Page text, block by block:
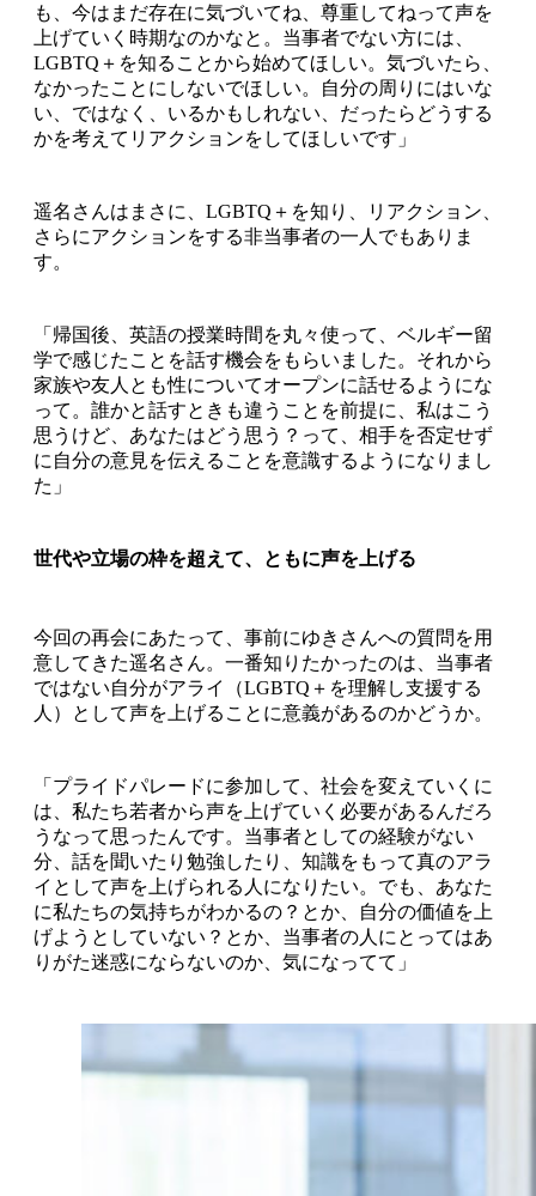
も、今はまだ存在に気づいてね、尊重してねって声を
上げていく時期なのかなと。当事者でない方には、
LGBTQ＋を知ることから始めてほしい。気づいたら、
なかったことにしないでほしい。自分の周りにはいな
い、ではなく、いるかもしれない、だったらどうする
かを考えてリアクションをしてほしいです」
遥名さんはまさに、LGBTQ＋を知り、リアクション、
さらにアクションをする非当事者の一人でもありま
す。
「帰国後、英語の授業時間を丸々使って、ベルギー留
学で感じたことを話す機会をもらいました。それから
家族や友人とも性についてオープンに話せるようにな
って。誰かと話すときも違うことを前提に、私はこう
思うけど、あなたはどう思う？って、相手を否定せず
に自分の意見を伝えることを意識するようになりまし
た」
世代や立場の枠を超えて、ともに声を上げる
今回の再会にあたって、事前にゆきさんへの質問を用
意してきた遥名さん。一番知りたかったのは、当事者
ではない自分がアライ（LGBTQ＋を理解し支援する
人）として声を上げることに意義があるのかどうか。
「プライドパレードに参加して、社会を変えていくに
は、私たち若者から声を上げていく必要があるんだろ
うなって思ったんです。当事者としての経験がない
分、話を聞いたり勉強したり、知識をもって真のアラ
イとして声を上げられる人になりたい。でも、あなた
に私たちの気持ちがわかるの？とか、自分の価値を上
げようとしていない？とか、当事者の人にとってはあ
りがた迷惑にならないのか、気になってて」